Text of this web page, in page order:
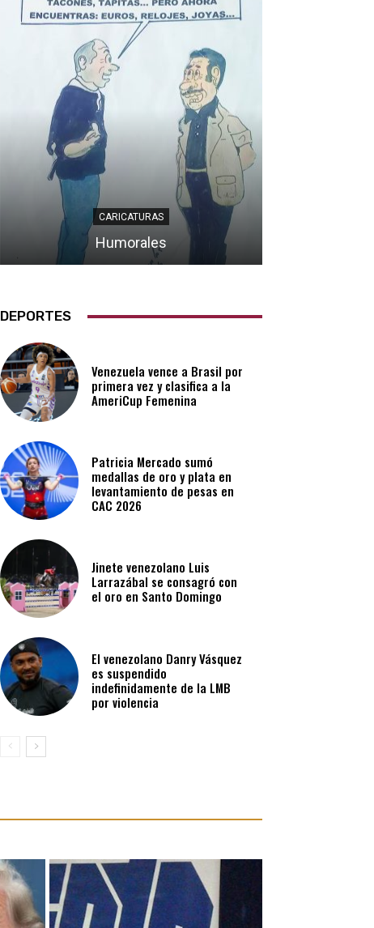
CARICATURAS
Humorales
DEPORTES
Venezuela vence a Brasil por
primera vez y clasifica a la
AmeriCup Femenina​
Patricia Mercado sumó
medallas de oro y plata en
levantamiento de pesas en
CAC 2026
Jinete venezolano Luis
Larrazábal se consagró con
el oro en Santo Domingo
El venezolano Danry Vásquez
es suspendido
indefinidamente de la LMB
por violencia